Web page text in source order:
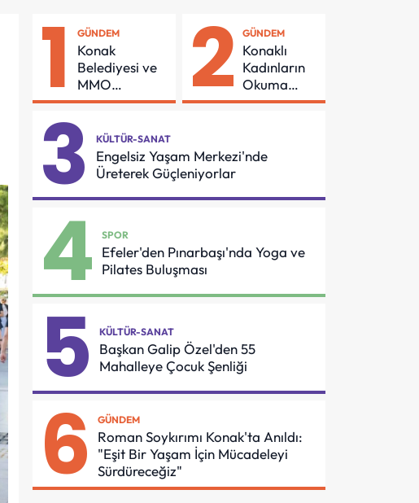
1 GÜNDEM
Konak
Belediyesi ve
MMO
Arasında
Güvenliği İçin
Önemli
Protokol
2 GÜNDEM
Konaklı
Kadınların
Okuma
Azmi Örnek
3 KÜLTÜR-SANAT
Engelsiz Yaşam Merkezi'nde
Üreterek Güçleniyorlar
4 SPOR
Efeler'den Pınarbaşı'nda Yoga ve
Pilates Buluşması
5 KÜLTÜR-SANAT
Başkan Galip Özel'den 55
Mahalleye Çocuk Şenliği
6 GÜNDEM
Roman Soykırımı Konak'ta Anıldı:
"Eşit Bir Yaşam İçin Mücadeleyi
Sürdüreceğiz"